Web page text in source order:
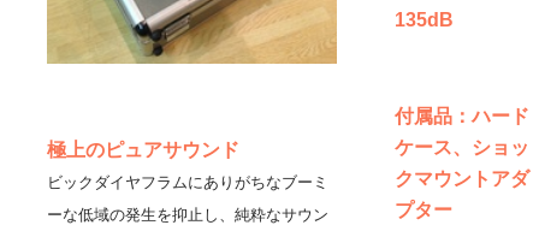
極上のピュアサウンド
ビックダイヤフラムにありがちなブーミ
ーな低域の発生を抑止し、純粋なサウン
135dB
付属品：ハード
ケース、ショッ
クマウントアダ
プター